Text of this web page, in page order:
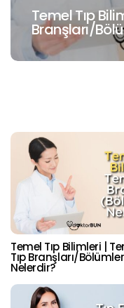
Cerrahi
Branşları/
Temel Tıp Bilimleri |
Tıp Branşları/
Nelerdir?